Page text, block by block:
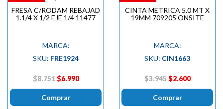
FRESA C/RODAM REBAJAD
1.1/4 X 1/2 EJE 1/4 11477
MARCA:
SKU: FRE1924
$8.751 $6.990
Comprar
CINTA METRICA 5.0 MT X
19MM 709205 ONSITE
MARCA:
SKU: CIN1663
$3.945 $2.600
Comprar